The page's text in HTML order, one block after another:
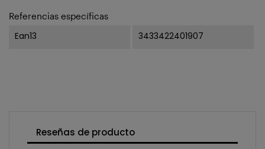
Referencias específicas
Ean13 3433422401907
Reseñas de producto